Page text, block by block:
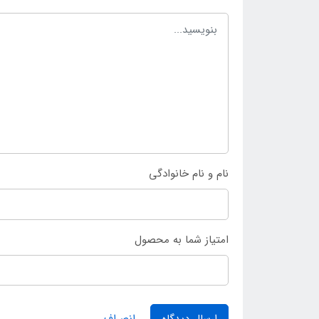
نام و نام خانوادگی
امتیاز شما به محصول